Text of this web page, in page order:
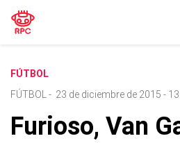
FÚTBOL
FÚTBOL
- 23 de diciembre de 2015 -
Furioso, Van